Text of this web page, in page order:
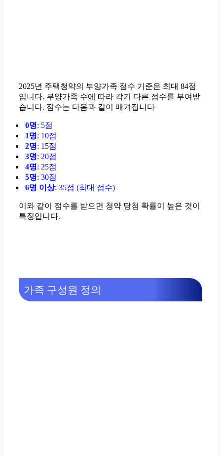
2025년 주택청약의 부양가족 점수 기준은 최대 84점
입니다. 부양가족 수에 따라 각기 다른 점수를 부여받
습니다. 점수는 다음과 같이 매겨집니다
0명: 5점
1명: 10점
2명: 15점
3명: 20점
4명: 25점
5명: 30점
6명 이상: 35점 (최대 점수)
이와 같이 점수를 받으면 청약 당첨 확률이 높은 것이
특징입니다.
가족 구성원 정의